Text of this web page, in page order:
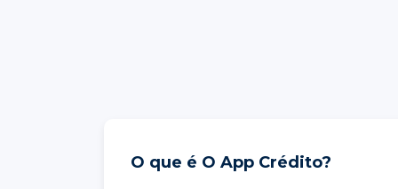
O que é O App Crédito?